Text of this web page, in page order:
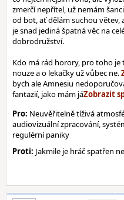
zmerčí nepřítel, už nemám
od bot, ať dělám suchou větev,
je snad jediná špatná věc na
dobrodružství.
Kdo má rád horory, pro toho
nouze a o lekačky už vůbec ne.
bych ale Amnesiu
fantazií, jako mám já
Pro: Neuvěřitelně tíživá
audiovizuální zpracování,
regulérní paniky
Proti: Jakmile je hráč spatřen